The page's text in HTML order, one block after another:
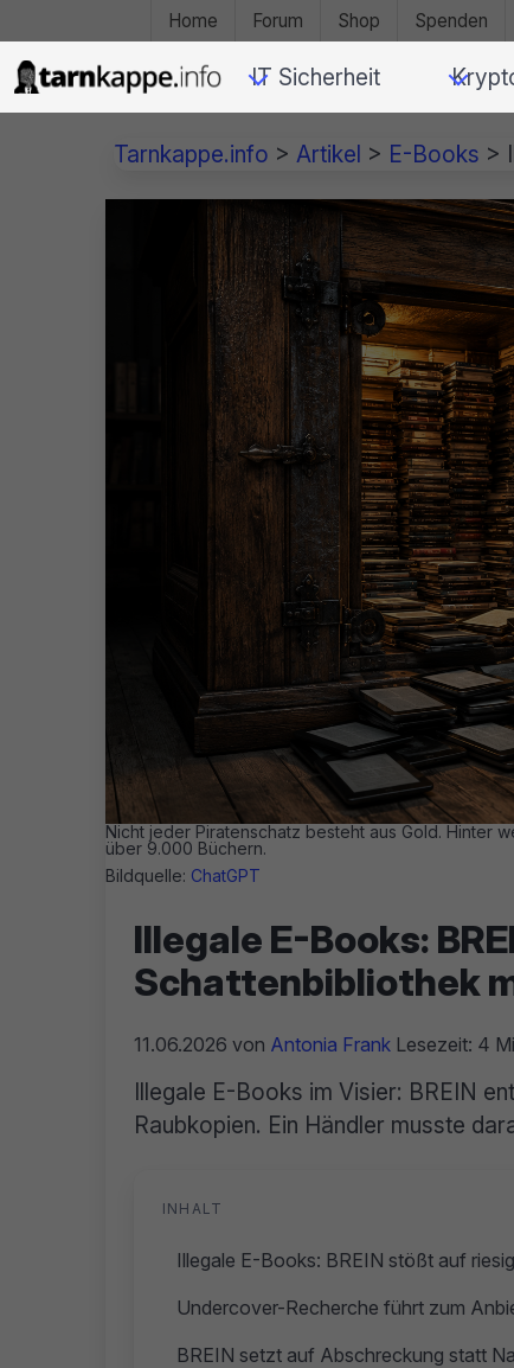
Home Forum Shop Spenden
IT Sicherheit
Tarnkappe.info > Artikel > E-Books >
Nicht jeder Piratenschatz besteht aus Gold. Hinter
über 9.000 Büchern.
Bildquelle: ChatGPT
Illegale E-Books:
Schattenbibliothek
11.06.2026 von Antonia Frank Lesezeit: 4
Illegale E-Books im Visier: BREIN
Raubkopien. Ein Händler musste
INHALT
Illegale E-Books: BREIN stößt auf
Undercover-Recherche führt zum
BREIN setzt auf Abschreckung statt